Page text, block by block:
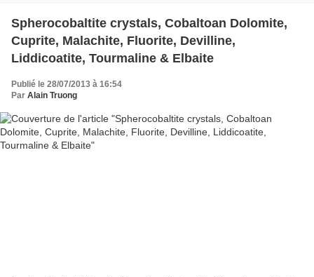
Spherocobaltite crystals, Cobaltoan Dolomite,
Cuprite, Malachite, Fluorite, Devilline,
Liddicoatite, Tourmaline & Elbaite
Publié le 28/07/2013 à 16:54
Par Alain Truong